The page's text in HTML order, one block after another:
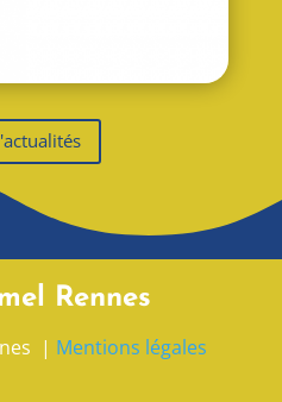
Rennes
| Mentions légales